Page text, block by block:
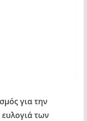
για την
των